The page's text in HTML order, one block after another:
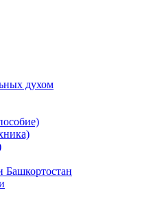
духом
Башкортостан